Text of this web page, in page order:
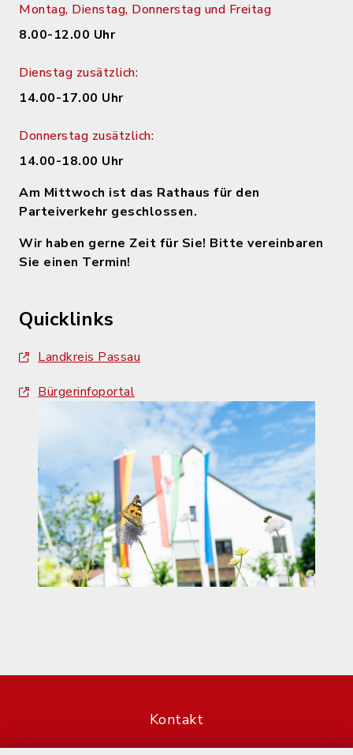
Montag, Dienstag, Donnerstag und Freitag
8.00-12.00 Uhr
Dienstag zusätzlich:
14.00-17.00 Uhr
Donnerstag zusätzlich:
14.00-18.00 Uhr
Am Mittwoch ist das Rathaus für den
Parteiverkehr geschlossen.
Wir haben gerne Zeit für Sie! Bitte vereinbaren
Sie einen Termin!
Quicklinks
Landkreis Passau
Bürgerinfoportal
Kontakt